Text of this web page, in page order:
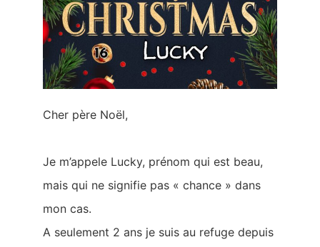
Cher père Noël,
Je m’appele Lucky, prénom qui est beau,
mais qui ne signifie pas « chance » dans
mon cas.
A seulement 2 ans je suis au refuge depuis